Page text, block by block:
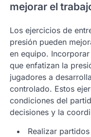
mejorar el
Los ejercicios de
presión pueden
en equipo.
que enfatizan la
jugadores a
controlado. Estos
condiciones del
decisiones y la
Realizar